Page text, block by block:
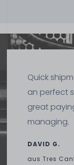
Jahre
Quick
an perfect
great
managing.
DAVID G.
aus Tres